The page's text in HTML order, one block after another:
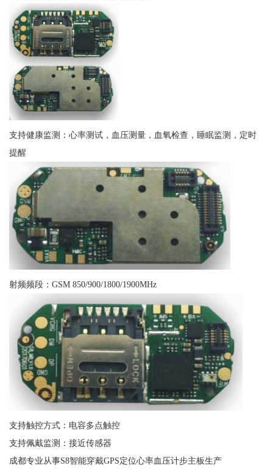
支持健康监测：心率测试，血压测量，血氧检查，睡眠监测，定时
提醒
射频频段：GSM 850/900/1800/1900MHz
支持触控方式：电容多点触控
支持佩戴监测：接近传感器
成都专业从事S8智能穿戴GPS定位心率血压计步主板生产